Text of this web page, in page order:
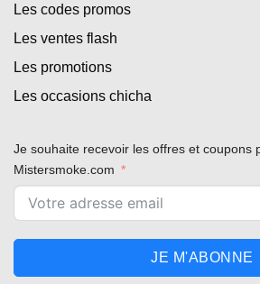
Les codes promos
Les ventes flash
Les promotions
Les occasions chicha
Je souhaite recevoir les offres et coupons
Mistersmoke.com
JE M'ABONNE